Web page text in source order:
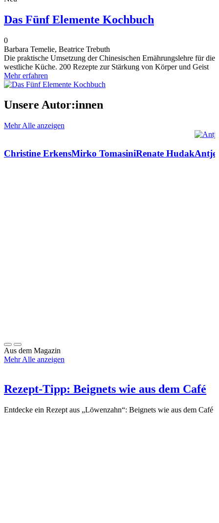
Das Fünf Elemente Kochbuch
0
Barbara Temelie, Beatrice Trebuth
Die praktische Umsetzung der Chinesischen Ernährungslehre für die
westliche Küche. 200 Rezepte zur Stärkung von Körper und Geist
Mehr erfahren
Unsere Autor:innen
Mehr Alle anzeigen
Christine ErkensMirko TomasiniRenate HudakAntje
Aus dem Magazin
Mehr Alle anzeigen
Rezept-Tipp: Beignets wie aus dem Café
Entdecke ein Rezept aus „Löwenzahn“: Beignets wie aus dem